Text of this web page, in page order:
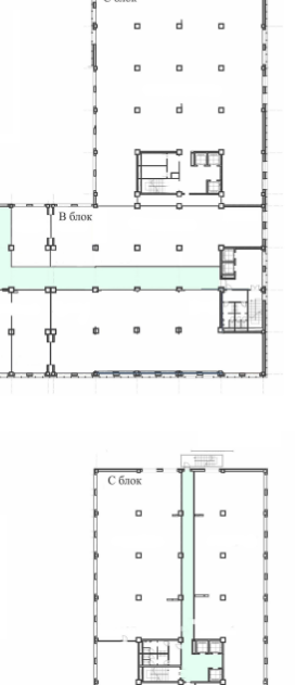
зохион байгуулалт